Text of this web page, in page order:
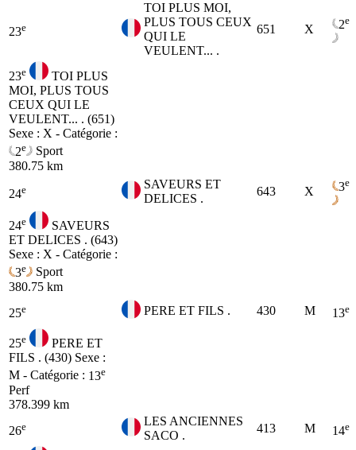
23e
TOI PLUS MOI,
PLUS TOUS CEUX
QUI LE
VEULENT... .
651 X 2e
23e
TOI PLUS
MOI, PLUS TOUS
CEUX QUI LE
VEULENT... . (651)
Sexe : X - Catégorie :
2e
Sport
380.75 km
24e
SAVEURS ET
DELICES .
643 X 3e
24e
SAVEURS
ET DELICES . (643)
Sexe : X - Catégorie :
3e
Sport
380.75 km
25e PERE ET FILS . 430 M 13e
25e
PERE ET
FILS . (430) Sexe :
M - Catégorie : 13e
Perf
378.399 km
26e
LES ANCIENNES
SACO .
413 M 14e